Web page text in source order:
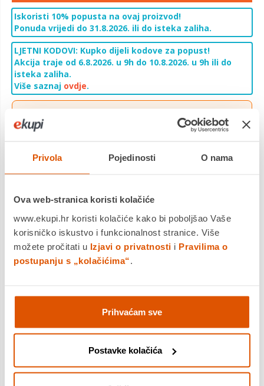
Privola Pojedinosti O nama
Ova web-stranica koristi kolačiće
www.ekupi.hr koristi kolačiće kako bi poboljšao Vaše
korisničko iskustvo i funkcionalnost stranice. Više
možete pročitati u Izjavi o privatnosti i Pravilima o
postupanju s „kolačićima“
Prihvaćam sve
Postavke kolačića
Iskoristi 10% popusta na ovaj proizvod!
Ponuda vrijedi do 31.8.2026. ili do isteka zaliha.
LJETNI KODOVI: Kupko dijeli kodove za popust!
Akcija traje od 6.8.2026. u 9h do 10.8.2026. u 9h ili do
isteka zaliha.
Više saznaj ovdje.
Besplatnadostava na svePickUplokacije!
Ponuda vrijedi za narudžbe zaprimljene do 31.08.2026.
Više saznaj
Cijena 72,99 €
Uključi popuste
All aboard for sunny adventures with the LEGO® City Classic
Beach Streetcar (60506), a fun-filled building set that makes a
11.08.2026
Platite gotovinom pri preuzimanju, Internet bankarstvom, karticama
jednokratno i na rate
Povrat robe moguć unutar 14 dana